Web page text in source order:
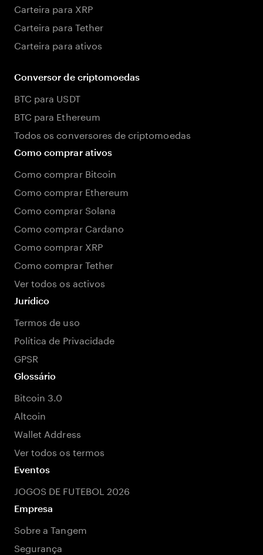
Carteira para XRP
Carteira para Tether
Carteira para ativos
Conversor de criptomoedas
BTC para USDT
BTC para Ethereum
Todos os conversores de criptomoedas
Como comprar ativos
Como comprar Bitcoin
Como comprar Ethereum
Como comprar Solana
Como comprar Cardano
Como comprar XRP
Como comprar Tether
Ver todos os activos
Jurídico
Termos de uso
Política de Privacidade
GPSR
Glossário
Bitcoin 3.0
Altcoin
Wallet Address
Ver todos os termos
Eventos
JOGOS DE FUTEBOL 2026
Empresa
Sobre a Tangem
Segurança